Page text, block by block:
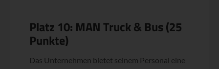
Platz 10: MAN Truck & Bus (25
Punkte)
Das Unternehmen bietet seinem Personal eine